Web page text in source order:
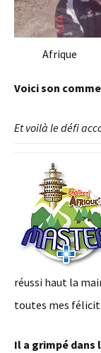
Afrique
Voici son
Et voilà le défi
réussi haut la
toutes mes
Il a grimpé dans